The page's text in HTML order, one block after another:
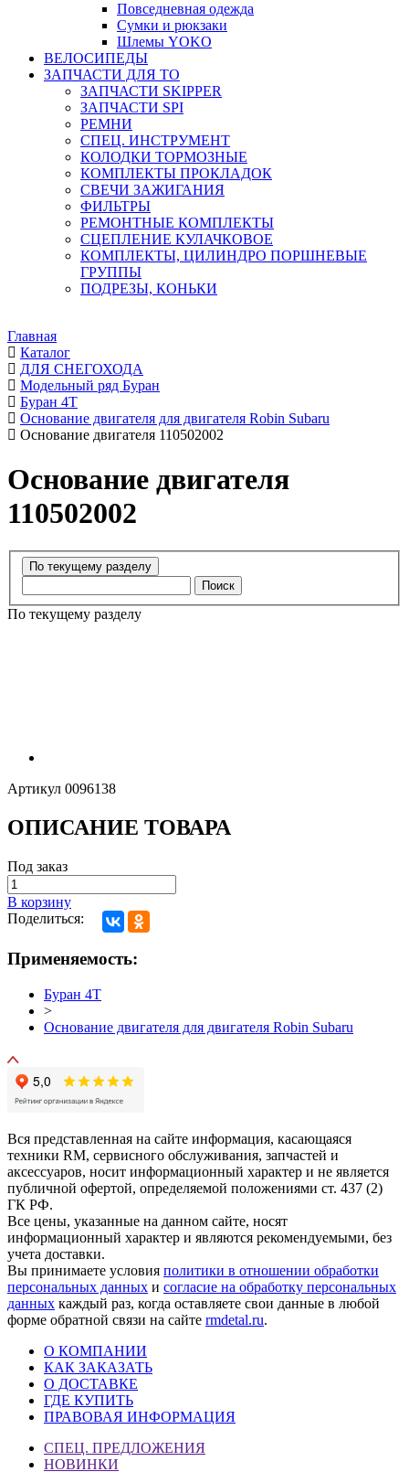
Повседневная одежда
Сумки и рюкзаки
Шлемы YOKO
ВЕЛОСИПЕДЫ
ЗАПЧАСТИ ДЛЯ ТО
ЗАПЧАСТИ SKIPPER
ЗАПЧАСТИ SPI
РЕМНИ
СПЕЦ. ИНСТРУМЕНТ
КОЛОДКИ ТОРМОЗНЫЕ
КОМПЛЕКТЫ ПРОКЛАДОК
СВЕЧИ ЗАЖИГАНИЯ
ФИЛЬТРЫ
РЕМОНТНЫЕ КОМПЛЕКТЫ
СЦЕПЛЕНИЕ КУЛАЧКОВОЕ
КОМПЛЕКТЫ, ЦИЛИНДРО ПОРШНЕВЫЕ
ГРУППЫ
ПОДРЕЗЫ, КОНЬКИ
Главная
Каталог
ДЛЯ СНЕГОХОДА
Модельный ряд Буран
Буран 4Т
Основание двигателя для двигателя Robin Subaru
Основание двигателя 110502002
Основание двигателя
110502002
Поиск
По текущему разделу
Артикул 0096138
ОПИСАНИЕ ТОВАРА
Под заказ
В корзину
Поделиться:
Применяемость:
Буран 4Т
>
Основание двигателя для двигателя Robin Subaru
Вся представленная на сайте информация, касающаяся
техники RM, сервисного обслуживания, запчастей и
аксессуаров, носит информационный характер и не является
публичной офертой, определяемой положениями ст. 437 (2)
ГК РФ.
Все цены, указанные на данном сайте, носят
информационный характер и являются рекомендуемыми, без
учета доставки.
Вы принимаете условия политики в отношении обработки
персональных данных и согласие на обработку персональных
данных каждый раз, когда оставляете свои данные в любой
форме обратной связи на сайте rmdetal.ru.
О КОМПАНИИ
КАК ЗАКАЗАТЬ
О ДОСТАВКЕ
ГДЕ КУПИТЬ
ПРАВОВАЯ ИНФОРМАЦИЯ
СПЕЦ. ПРЕДЛОЖЕНИЯ
НОВИНКИ